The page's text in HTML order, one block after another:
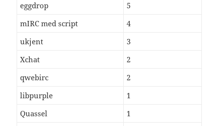
eggdrop
5
mIRC med script
4
ukjent
3
Xchat
2
qwebirc
2
libpurple
1
Quassel
1